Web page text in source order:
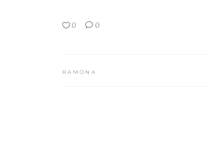
0 0
RAMONA